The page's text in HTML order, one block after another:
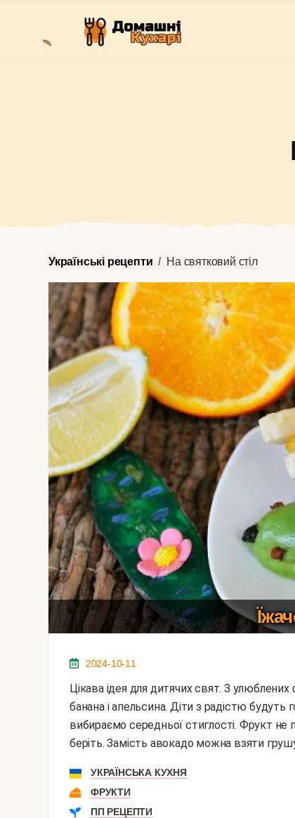
Українські рецепти На святковий стіл
2024-10-11
Цікава ідея для дитячих свят. З улюблених фруктів можна зробити їжачка з голками зі шматочків
банана і апельсина. Діти з радістю
вибираємо середньої стиглості. Фрукт не
беріть. Замість авокадо можна взяти
УКРАЇНСЬКА КУХНЯ
ФРУКТИ
ПП РЕЦЕПТИ